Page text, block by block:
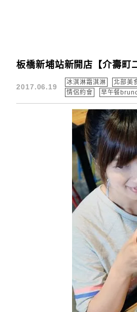
板橋新埔站新開店【介壽町
2017.06.19
冰淇淋霜淇淋 北部美
情侶約會
早午餐